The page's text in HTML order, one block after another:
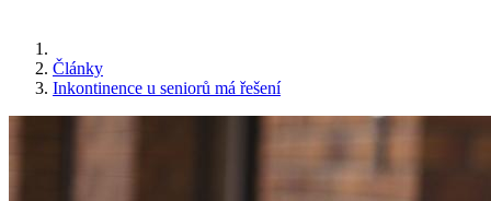
Články
Inkontinence u seniorů má řešení